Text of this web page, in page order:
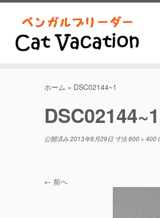
ホーム » DSC02144~1
DSC02144~1
公開済み2013年8月29日 寸法600 × 400
← 前へ